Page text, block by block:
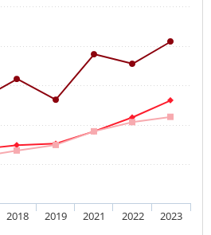
2018 2019 2021 2022 2023